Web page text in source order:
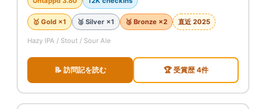
🥇 Gold ×1 🥈 Silver ×1 🥉 Bronze ×2 直近 2025
Hazy IPA / Stout / Sour Ale
📝 訪問記を読む 🏆 受賞歴 4件